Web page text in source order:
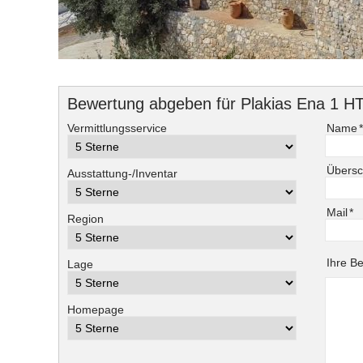
Bewertung abgeben für Plakias Ena 1
Vermittlungsservice
Ausstattung-/Inventar
Region
Lage
Homepage
Name*
Mail*
Ihre